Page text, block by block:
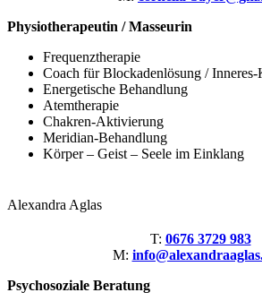
Physiotherapeutin / Masseurin
Frequenztherapie
Coach für Blockadenlösung /
Energetische Behandlung
Atemtherapie
Chakren-Aktivierung
Meridian-Behandlung
Körper – Geist – Seele im Einklang
Alexandra Aglas
T: 0676 3729 983
M:
Psychosoziale Beratung